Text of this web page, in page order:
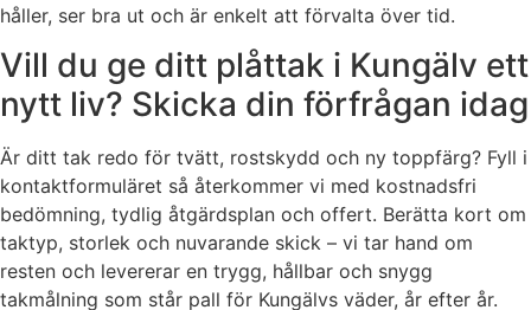
håller, ser bra ut och är enkelt att förvalta över tid.
Vill du ge ditt plåttak i Kungälv ett
nytt liv? Skicka din förfrågan idag
Är ditt tak redo för tvätt, rostskydd och ny toppfärg? Fyll i
kontaktformuläret så återkommer vi med kostnadsfri
bedömning, tydlig åtgärdsplan och offert. Berätta kort om
taktyp, storlek och nuvarande skick – vi tar hand om
resten och levererar en trygg, hållbar och snygg
takmålning som står pall för Kungälvs väder, år efter år.